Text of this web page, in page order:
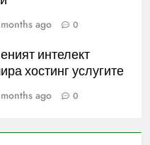
ago 0
интелект
хостинг услугите
ago 0